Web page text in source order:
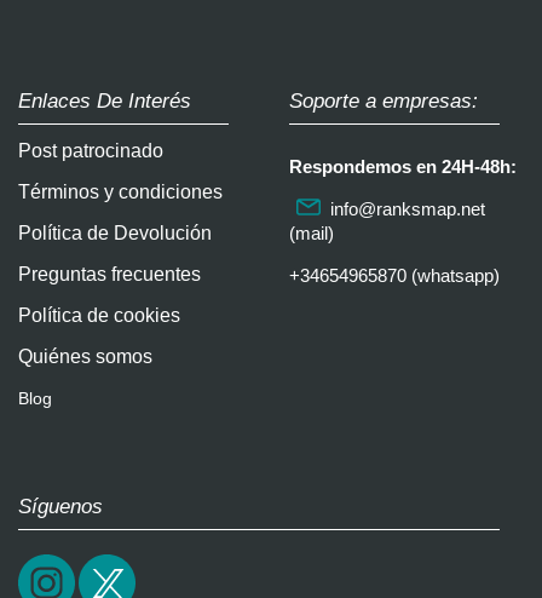
Enlaces De Interés
Post patrocinado
Términos y condiciones
Política de Devolución
Preguntas frecuentes
Política de cookies
Quiénes somos
Blog
Soporte a empresas:
Respondemos en 24H-48h:
info@ranksmap.net
(mail)
+34654965870 (whatsapp)
Síguenos